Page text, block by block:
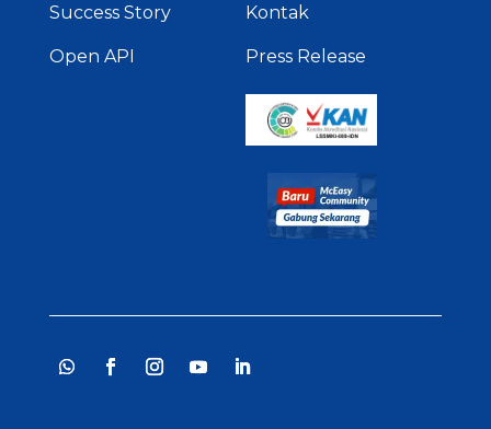
Success Story
Open API
Kontak
Press Release